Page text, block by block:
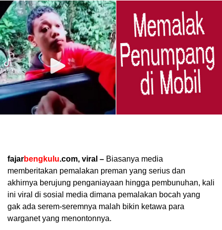
fajarbengkulu.com, viral – Biasanya media
memberitakan pemalakan preman yang serius dan
akhirnya berujung penganiayaan hingga pembunuhan, kali
ini viral di sosial media dimana pemalakan bocah yang
gak ada serem-seremnya malah bikin ketawa para
warganet yang menontonnya.